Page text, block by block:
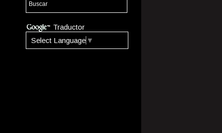
Traductor
Select Language ▼